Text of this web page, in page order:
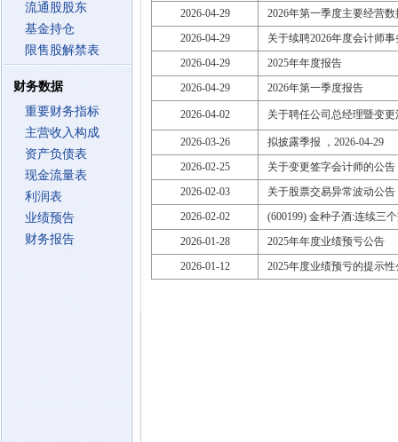
流通股股东
基金持仓
限售股解禁表
财务数据
重要财务指标
主营收入构成
资产负债表
现金流量表
利润表
业绩预告
财务报告
2026-04-29
2026年第一季度主要经营
2026-04-29
关于续聘2026年度会计师
2026-04-29
2025年年度报告
2026-04-29
2026年第一季度报告
2026-04-02 关于聘任公司总经理暨变
2026-03-26
拟披露季报 ，2026-04-29
2026-02-25
关于变更签字会计师的公告
2026-02-03
关于股票交易异常波动公告
2026-02-02
(600199) 金种子酒:连续三
2026-01-28
2025年年度业绩预亏公告
2026-01-12
2025年度业绩预亏的提示性